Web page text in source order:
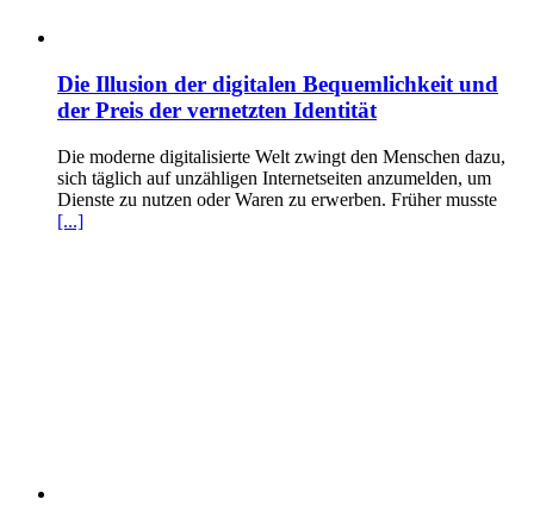
Die Illusion der digitalen Bequemlichkeit und
der Preis der vernetzten Identität
Die moderne digitalisierte Welt zwingt den Menschen dazu,
sich täglich auf unzähligen Internetseiten anzumelden, um
Dienste zu nutzen oder Waren zu erwerben. Früher musste
[...]